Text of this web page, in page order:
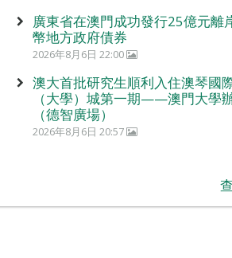
廣東省在澳門成功發行25億元離
幣地方政府債券
2026年8月6日 22:00
澳大首批研究生順利入住澳琴國
（大學）城第一期——澳門大學
（德智廣場）
2026年8月6日 20:57